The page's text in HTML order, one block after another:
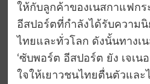
ให้กับลูกค้าของเนสกาแฟก
อีสปอร์ตที่กำลังได้รับความ
ไทยและทั่วโลก ดังนั้นทางเ
‘ซับพอร์ต อีสปอร์ต ยัง เจเนอ
ใจให้เยาวชนไทยตื่นตัวแล